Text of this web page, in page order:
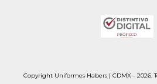
Copyright Uniformes Habers | CDMX - 2026.